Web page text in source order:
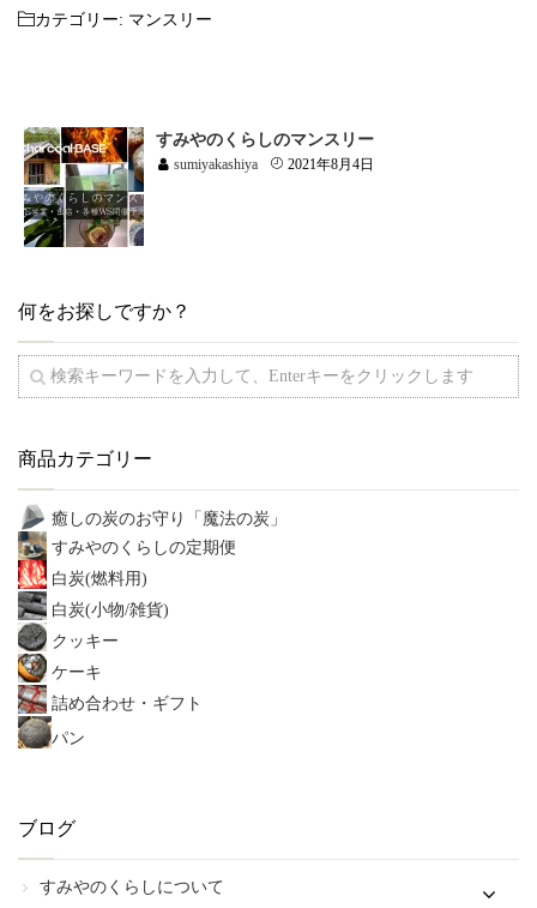
カテゴリー: マンスリー
すみやのくらしのマンスリー
sumiyakashiya 2021年8月4日
何をお探しですか？
商品カテゴリー
癒しの炭のお守り「魔法の炭」
すみやのくらしの定期便
白炭(燃料用)
白炭(小物/雑貨)
クッキー
ケーキ
詰め合わせ・ギフト
パン
ブログ
すみやのくらしについて